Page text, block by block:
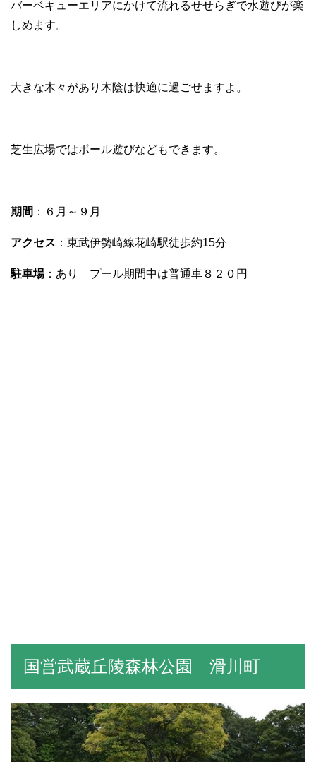
バーベキューエリアにかけて流れるせせらぎで水遊びが楽
しめます。
大きな木々があり木陰は快適に過ごせますよ。
芝生広場ではボール遊びなどもできます。
期間 ：６月～９月
アクセス ：東武伊勢崎線花崎駅徒歩約15分
駐車場：あり プール期間中は普通車８２０円
国営武蔵丘陵森林公園 滑川町